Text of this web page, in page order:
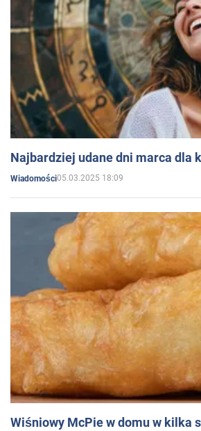
Najbardziej udane dni marca dla
Wiadomości05.03.2025 18:09
Wiśniowy McPie w domu w kilka